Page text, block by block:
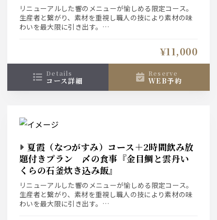
リニューアルした響のメニューが愉しめる限定コース。
生産者と繋がり、素材を重視し職人の技により素材の味
わいを最大限に引き出す。
〆の食事は『鰻と青山椒の石釜炊き込み飯』
¥11,000
details
コース詳細
reserve
WEB予約
夏霞（なつがすみ）コース＋2時間飲み放
題付きプラン 〆の食事『金目鯛と雲丹い
くらの石釜炊き込み飯』
リニューアルした響のメニューが愉しめる限定コース。
生産者と繋がり、素材を重視し職人の技により素材の味
わいを最大限に引き出す。